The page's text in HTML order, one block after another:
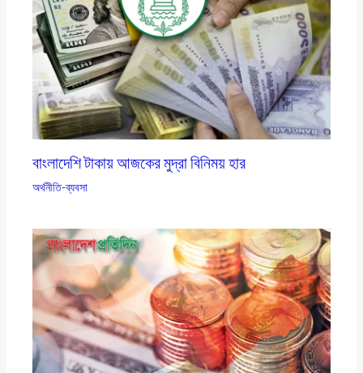
বাংলাদেশি টাকায় আজকের মুদ্রা বিনিময় হার
অর্থনীতি-ব্যবসা